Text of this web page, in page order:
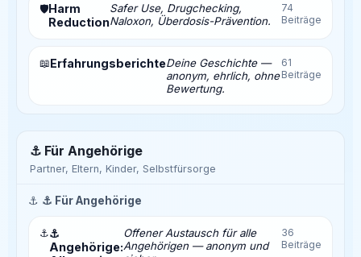
🛡️Harm
Reduction
Safer Use, Drugchecking,
Naloxon, Überdosis-Prävention.
74
Beiträge
📖ErfahrungsberichteDeine Geschichte —
anonym, ehrlich, ohne
Bewertung.
61
Beiträge
⚓ Für Angehörige
Partner, Eltern, Kinder, Selbstfürsorge
⚓ ⚓ Für Angehörige
⚓⚓
Angehörige:
Offener Austausch für alle
Angehörigen — anonym und
36
Beiträge